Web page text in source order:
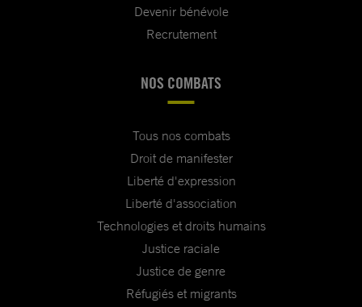
Devenir bénévole
Recrutement
NOS COMBATS
Tous nos combats
Droit de manifester
Liberté d'expression
Liberté d'association
Technologies et droits humains
Justice raciale
Justice de genre
Réfugiés et migrants